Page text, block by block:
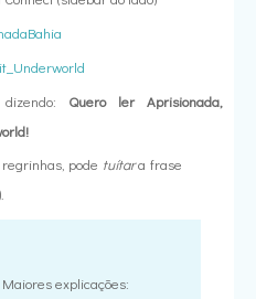
Quero ler Aprisionada,
pode tuítara frase
explicações: